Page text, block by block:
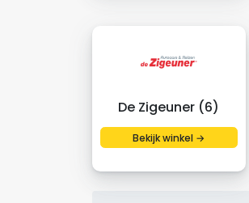
De Zigeuner (6)
Bekijk winkel →